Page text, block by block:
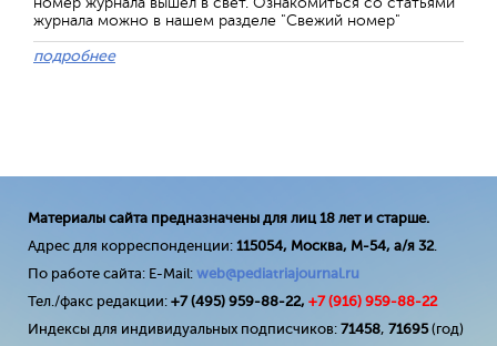
журнала можно в нашем разделе "Свежий номер"
подробнее
Материалы сайта предназначены для лиц 18 лет и старше.
Адрес для корреспонденции: 115054, Москва, М-54, а/я 32.
По работе сайта: E-Mail: web@pediatriajournal.ru
Тел./факс редакции: +7 (495) 959-88-22, +7 (916) 959-88-22
Индексы для индивидуальных подписчиков: 71458, 71695(год)